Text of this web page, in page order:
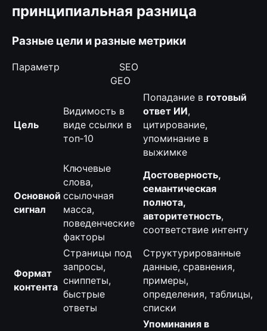
принципиальная разница
Разные цели и разные метрики
Параметр SEO
GEO
Цель
Видимость в
виде ссылки в
топ‑10
Попадание в готовый
ответ ИИ,
цитирование,
упоминание в
выжимке
Основной
сигнал
Ключевые
слова,
ссылочная
масса,
поведенческие
факторы
Достоверность,
семантическая
полнота,
авторитетность,
соответствие интенту
Формат
контента
Страницы под
запросы,
сниппеты,
быстрые
ответы
Структурированные
данные, сравнения,
примеры,
определения, таблицы,
списки
Упоминания в